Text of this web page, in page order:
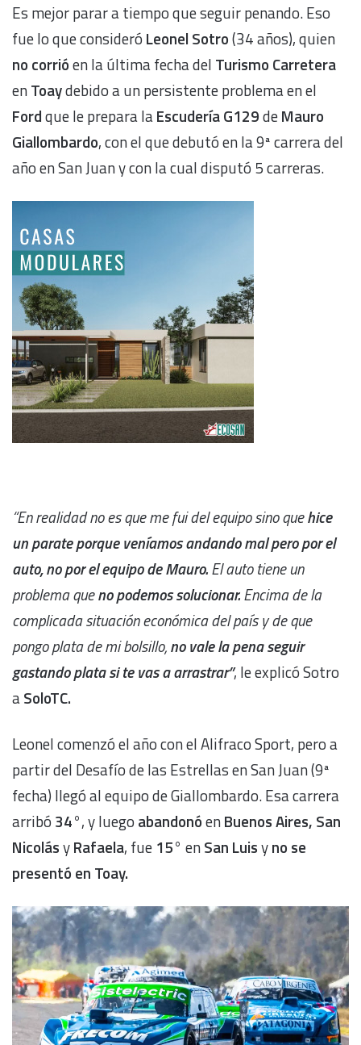
Es mejor parar a tiempo que seguir penando. Eso
fue lo que consideró Leonel Sotro(34 años), quien
no corrióen la última fecha del Turismo Carretera
enToaydebido a un persistente problema en el
Fordque le prepara laEscudería G129deMauro
Giallombardo, con el que debutó en la 9ª carrera del
año en San Juan y con la cual disputó 5 carreras.
“En realidad no es que me fui del equipo sino quehice
un parate porque veníamos andando mal pero por el
auto, no por el equipo de Mauro.El auto tiene un
problema queno podemos solucionar.Encima de la
complicada situación económica del país y de que
pongo plata de mi bolsillo,no vale la pena seguir
gastando plata si te vas a arrastrar”, le explicó Sotro
aSoloTC.
Leonel comenzó el año con el Alifraco Sport, pero a
partir del Desafío de las Estrellas en San Juan (9ª
fecha) llegó al equipo de Giallombardo. Esa carrera
arribó 34°, y luego abandonóenBuenos Aires, San
NicolásyRafaela, fue 15° enSan Luisyno se
presentó en Toay.